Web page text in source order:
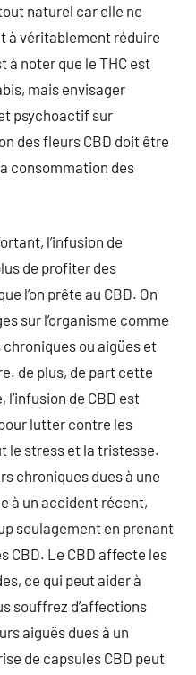
naturel car elle ne
à véritablement réduire
à noter que le THC est
mais envisager
psychoactif sur
des fleurs CBD doit être
consommation des
l’infusion de
de profiter des
l’on prête au CBD. On
sur l’organisme comme
ou aigües et
de plus, de part cette
de CBD est
lutter contre les
le stress et la tristesse.
chroniques dues à une
à un accident récent,
soulagement en prenant
CBD. Le CBD affecte les
ce qui peut aider à
souffrez d’affections
aiguës dues à un
de capsules CBD peut